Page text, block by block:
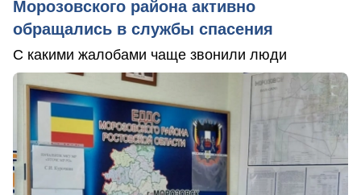
Морозовского района активно
обращались в службы спасения
С какими жалобами чаще звонили люди